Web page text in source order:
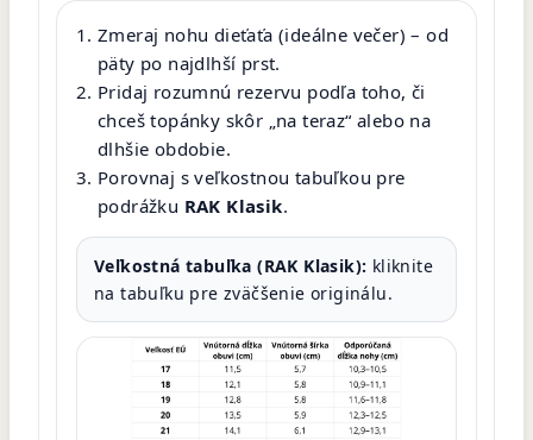
Zmeraj nohu dieťaťa (ideálne večer) – od
päty po najdlhší prst.
Pridaj rozumnú rezervu podľa toho, či
chceš topánky skôr „na teraz“ alebo na
dlhšie obdobie.
Porovnaj s veľkostnou tabuľkou pre
podrážku RAK Klasik.
Veľkostná tabuľka (RAK Klasik): kliknite
na tabuľku pre zväčšenie originálu.